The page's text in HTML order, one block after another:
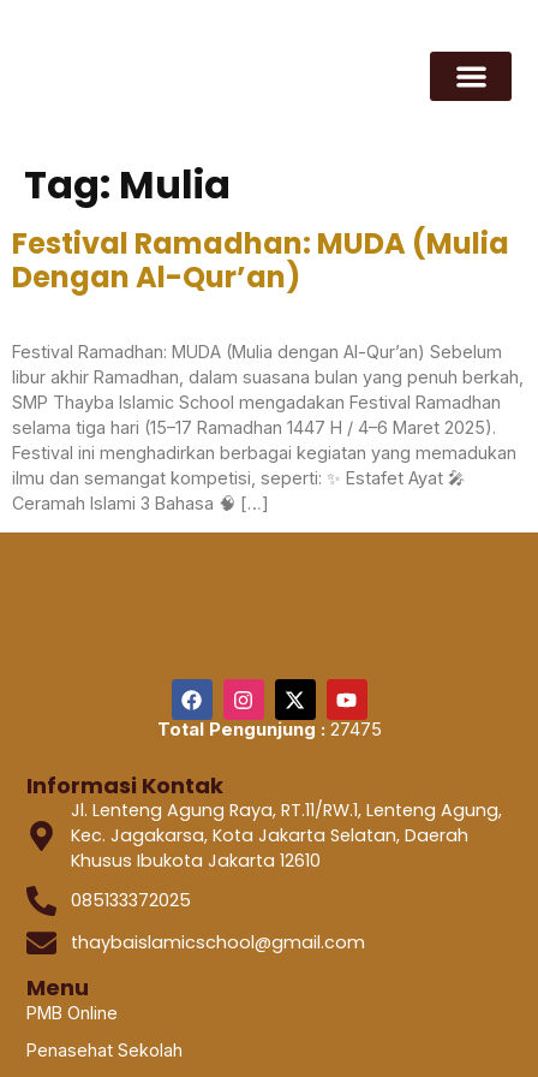
Tag: Mulia
Festival Ramadhan: MUDA (Mulia
Dengan Al-Qur’an)
Festival Ramadhan: MUDA (Mulia dengan Al-Qur’an) Sebelum
libur akhir Ramadhan, dalam suasana bulan yang penuh berkah,
SMP Thayba Islamic School mengadakan Festival Ramadhan
selama tiga hari (15–17 Ramadhan 1447 H / 4–6 Maret 2025).
Festival ini menghadirkan berbagai kegiatan yang memadukan
ilmu dan semangat kompetisi, seperti: ✨ Estafet Ayat 🎤
Ceramah Islami 3 Bahasa 🧠 […]
Total Pengunjung :27475
Informasi Kontak
Jl. Lenteng Agung Raya, RT.11/RW.1, Lenteng Agung,
Kec. Jagakarsa, Kota Jakarta Selatan, Daerah
Khusus Ibukota Jakarta 12610
085133372025
thaybaislamicschool@gmail.com
Menu
PMB Online
Penasehat Sekolah